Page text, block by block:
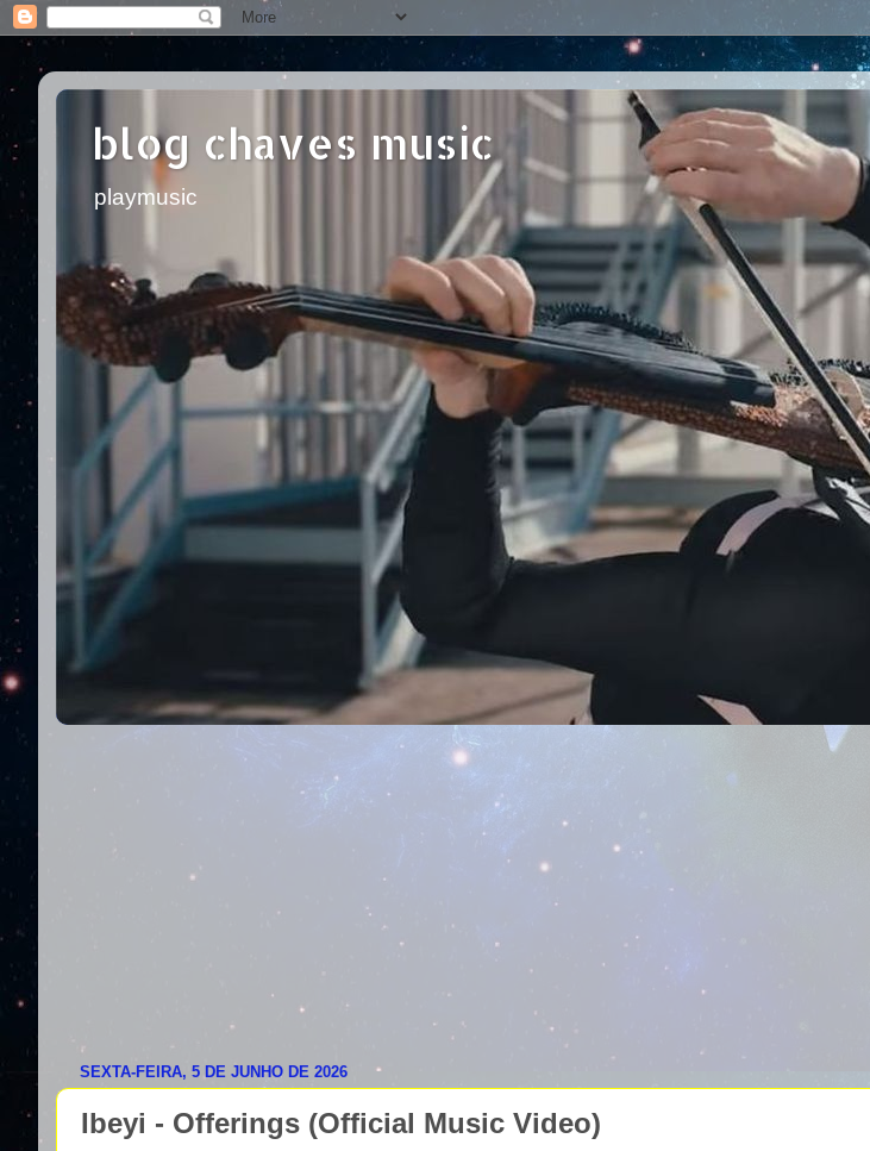
blog chaves music
playmusic
SEXTA-FEIRA, 5 DE JUNHO DE 2026
Ibeyi - Offerings (Official Music Video)